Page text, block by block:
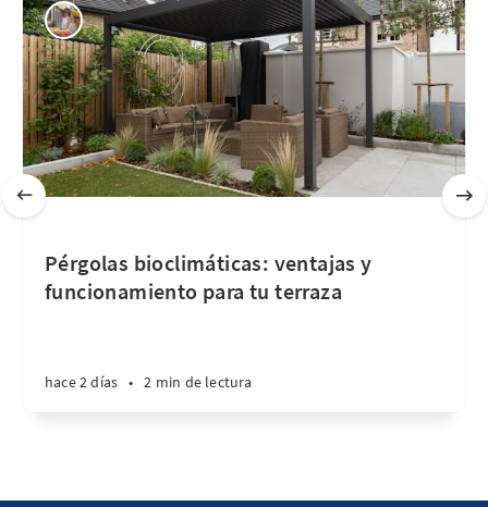
Pérgolas bioclimáticas: ventajas y
funcionamiento para tu terraza
hace 2 días • 2 min de lectura